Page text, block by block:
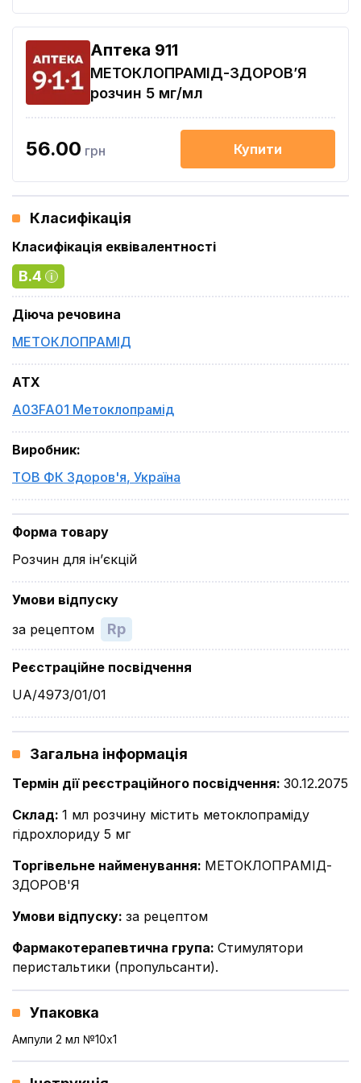
Aптека 911
МЕТОКЛОПРАМІД-ЗДОРОВ’Я
розчин 5 мг/мл
56.00 грн Купити
Класифікація
Класифікація еквівалентності
B.4
Діюча речовина
МЕТОКЛОПРАМІД
ATX
A03FA01 Метоклопрамід
Виробник:
ТОВ ФК Здоров'я, Україна
Форма товару
Розчин для ін’єкцій
Умови відпуску
за рецептом
Rp
Реєстраційне посвідчення
UA/4973/01/01
Загальна інформація
Термін дії реєстраційного посвідчення: 30.12.2075
Склад: 1 мл розчину містить метоклопраміду
гідрохлориду 5 мг
Торгівельне найменування: МЕТОКЛОПРАМІД-
ЗДОРОВ'Я
Умови відпуску: за рецептом
Фармакотерапевтична група: Стимулятори
перистальтики (пропульсанти).
Упаковка
Ампули 2 мл №10x1